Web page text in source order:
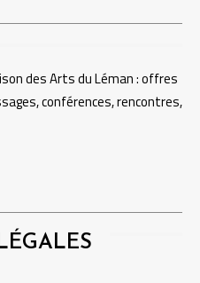
des Arts du Léman : offres
conférences, rencontres,